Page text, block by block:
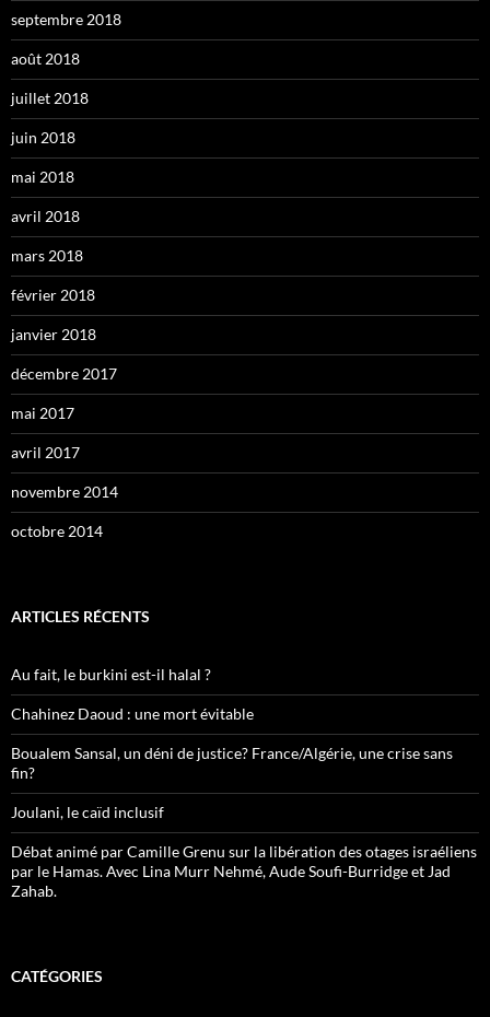
septembre 2018
août 2018
juillet 2018
juin 2018
mai 2018
avril 2018
mars 2018
février 2018
janvier 2018
décembre 2017
mai 2017
avril 2017
novembre 2014
octobre 2014
ARTICLES RÉCENTS
Au fait, le burkini est-il halal ?
Chahinez Daoud : une mort évitable
Boualem Sansal, un déni de justice? France/Algérie, une crise sans
fin?
Joulani, le caïd inclusif
Débat animé par Camille Grenu sur la libération des otages israéliens
par le Hamas. Avec Lina Murr Nehmé, Aude Soufi-Burridge et Jad
Zahab.
CATÉGORIES